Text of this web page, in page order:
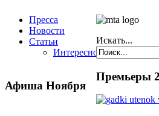
Пресса
Новости
Статьи
Интересное
Афиша Ноября
Искать...
Премьеры